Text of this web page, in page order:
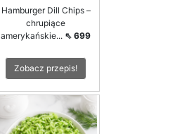
Hamburger Dill Chips –
chrupiące
amerykańskie... ⇖ 699
Zobacz przepis!